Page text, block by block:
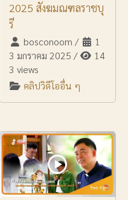
2025 สังฆมณฑลราชบุ
รี
bosconoom /
1
3 มกราคม 2025 /
14
3 views
คลิปวิดีโออื่น ๆ